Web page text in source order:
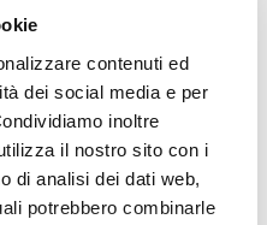
contenuti ed
dei social media e per
inoltre
il nostro sito con i
di analisi dei dati web,
potrebbero combinarle
Prima Pattina